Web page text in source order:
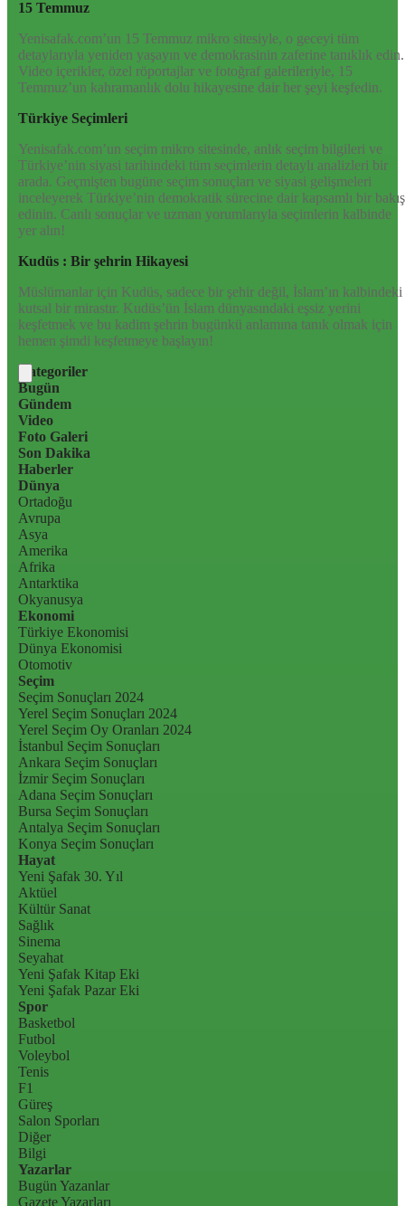
15 Temmuz
Yenisafak.com’un 15 Temmuz mikro sitesiyle, o geceyi tüm
detaylarıyla yeniden yaşayın ve demokrasinin zaferine tanıklık edin.
Video içerikler, özel röportajlar ve fotoğraf galerileriyle, 15
Temmuz’un kahramanlık dolu hikayesine dair her şeyi keşfedin.
Türkiye Seçimleri
Yenisafak.com’un seçim mikro sitesinde, anlık seçim bilgileri ve
Türkiye’nin siyasi tarihindeki tüm seçimlerin detaylı analizleri bir
arada. Geçmişten bugüne seçim sonuçları ve siyasi gelişmeleri
inceleyerek Türkiye’nin demokratik sürecine dair kapsamlı bir bakış
edinin. Canlı sonuçlar ve uzman yorumlarıyla seçimlerin kalbinde
yer alın!
Kudüs : Bir şehrin Hikayesi
Müslümanlar için Kudüs, sadece bir şehir değil, İslam’ın kalbindeki
kutsal bir mirastır. Kudüs’ün İslam dünyasındaki eşsiz yerini
keşfetmek ve bu kadim şehrin bugünkü anlamına tanık olmak için
hemen şimdi keşfetmeye başlayın!
Kategoriler
Bugün
Gündem
Video
Foto Galeri
Son Dakika
Haberler
Dünya
Ortadoğu
Avrupa
Asya
Amerika
Afrika
Antarktika
Okyanusya
Ekonomi
Türkiye Ekonomisi
Dünya Ekonomisi
Otomotiv
Seçim
Seçim Sonuçları 2024
Yerel Seçim Sonuçları 2024
Yerel Seçim Oy Oranları 2024
İstanbul Seçim Sonuçları
Ankara Seçim Sonuçları
İzmir Seçim Sonuçları
Adana Seçim Sonuçları
Bursa Seçim Sonuçları
Antalya Seçim Sonuçları
Konya Seçim Sonuçları
Hayat
Yeni Şafak 30. Yıl
Aktüel
Kültür Sanat
Sağlık
Sinema
Seyahat
Yeni Şafak Kitap Eki
Yeni Şafak Pazar Eki
Spor
Basketbol
Futbol
Voleybol
Tenis
F1
Güreş
Salon Sporları
Diğer
Bilgi
Yazarlar
Bugün Yazanlar
Gazete Yazarları